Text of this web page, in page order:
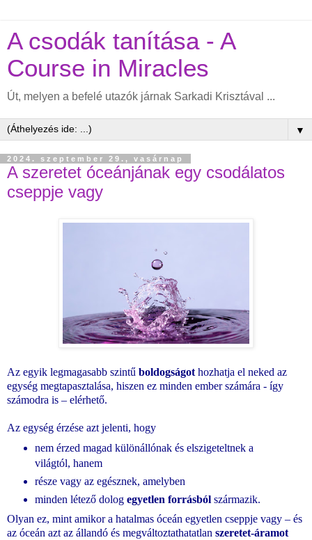
A csodák tanítása - A
Course in Miracles
Út, melyen a befelé utazók járnak Sarkadi Krisztával ...
▼
2024. szeptember 29., vasárnap
A szeretet óceánjának egy csodálatos
cseppje vagy
Az egyik legmagasabb szintű boldogságot hozhatja el neked az
egység megtapasztalása, hiszen ez minden ember számára - így
számodra is – elérhető.
Az egység érzése azt jelenti, hogy
nem érzed magad különállónak és elszigeteltnek a
világtól, hanem
része vagy az egésznek, amelyben
minden létező dolog egyetlen forrásbólszármazik.
Olyan ez, mint amikor a hatalmas óceán egyetlen cseppje vagy – és
az óceán azt az állandó és megváltoztathatatlan szeretet-áramot